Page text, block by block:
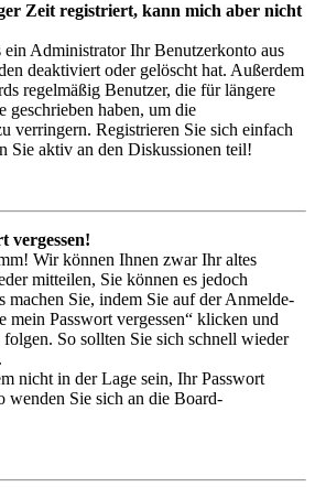
Zeit registriert, kann mich aber nicht
ein Administrator Ihr Benutzerkonto aus
deaktiviert oder gelöscht hat. Außerdem
regelmäßig Benutzer, die für längere
geschrieben haben, um die
verringern. Registrieren Sie sich einfach
Sie aktiv an den Diskussionen teil!
vergessen!
Wir können Ihnen zwar Ihr altes
mitteilen, Sie können es jedoch
machen Sie, indem Sie auf der Anmelde-
mein Passwort vergessen“ klicken und
So sollten Sie sich schnell wieder
nicht in der Lage sein, Ihr Passwort
wenden Sie sich an die Board-